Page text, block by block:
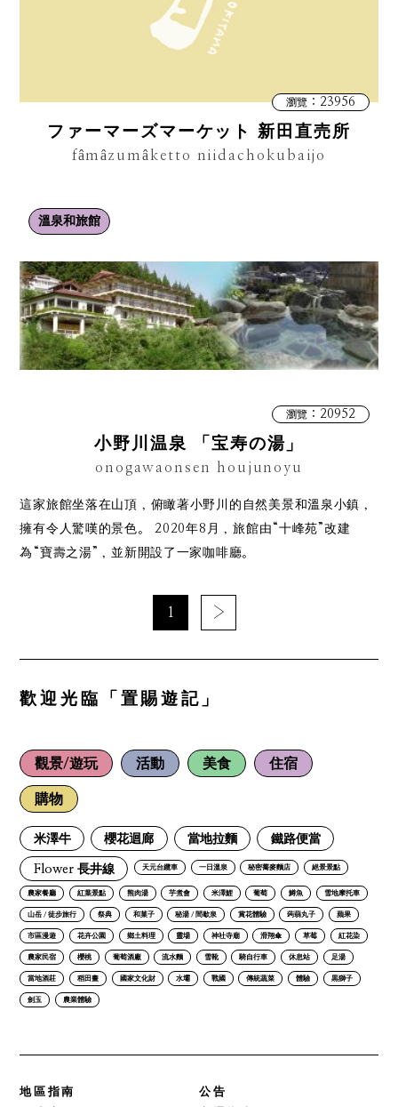
瀏覽：23956
ファーマーズマーケット 新田直売所
fâmâzumâketto niidachokubaijo
溫泉和旅館
瀏覽：20952
小野川温泉 「宝寿の湯」
onogawaonsen houjunoyu
這家旅館坐落在山頂，俯瞰著小野川的自然美景和溫泉小鎮，
擁有令人驚嘆的景色。 2020年8月，旅館由“十峰苑”改建
為“寶壽之湯”，並新開設了一家咖啡廳。
1 ›
歡迎光臨「置賜遊記」
觀景/遊玩 活動 美食 住宿
購物
米澤牛 櫻花迴廊 當地拉麵 鐵路便當
Flower 長井線 天元台纜車 一日溫泉 秘密蕎麥麵店 絕景景點
農家餐廳 紅葉景點 熊肉湯 芋煮會 米澤鯉 葡萄 鱒魚 雪地摩托車
山岳 / 徒步旅行 祭典 和菓子 秘湯 / 間歇泉 賞花體驗 蒟蒻丸子 蘋果
市區漫遊 花卉公園 鄉土料理 靈場 神社寺廟 滑翔傘 草莓 紅花染
農家民宿 櫻桃 葡萄酒廠 流水麵 雪靴 騎自行車 休息站 足湯
當地酒莊 稻田畫 國家文化財 水壩 戰國 傳統蔬菜 體驗 黒獅子
劍玉 農業體驗
地區指南 公告